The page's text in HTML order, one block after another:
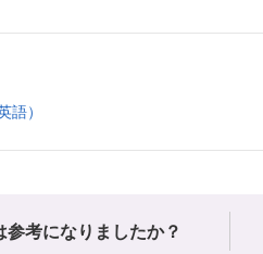
語）
参考になりましたか？